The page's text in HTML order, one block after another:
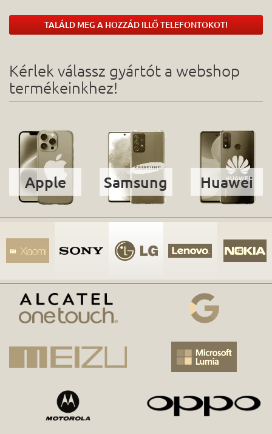
TALÁLD MEG A HOZZÁD ILLŐ TELEFONTOKOT!
Kérlek válassz gyártót a webshop
termékeinkhez!
Apple Samsung Huawei